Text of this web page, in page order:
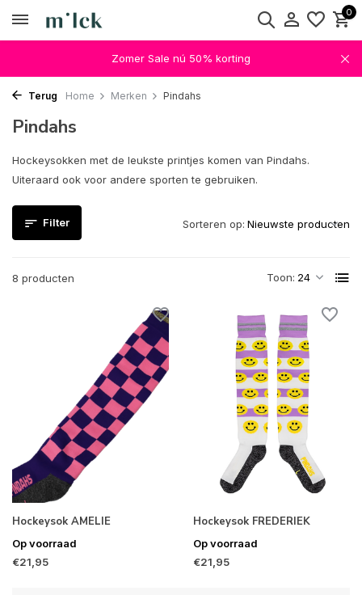
0
Zomer Sale nú 50% korting
Terug Home Merken Pindahs
Pindahs
Hockeysokken met de leukste printjes komen van Pindahs.
Uiteraard ook voor andere sporten te gebruiken.
Filter
8 producten Toon:
Sorteren op:
Hockeysok AMELIE
Op voorraad
€21,95
Hockeysok FREDERIEK
Op voorraad
€21,95